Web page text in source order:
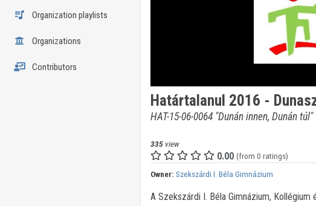
Organization playlists
Organizations
Contributors
Határtalanul 2016 -
HAT-15-06-0064 "Dunán innen, Dunán túl"
335view
0.00 (from 0 ratings)
Owner: Szekszárdi I. Béla Gimnázium
A Szekszárdi I. Béla Gimnázium,